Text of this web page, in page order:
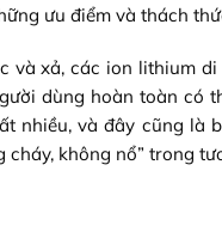
ưu điểm và thách
xả, các ion lithium
dùng hoàn toàn có
nhiều, và đây cũng là
không nổ” trong